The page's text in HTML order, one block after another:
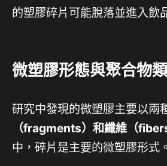
的塑膠碎片可能脫落並進入飲
微塑膠形態與聚合物
研究中發現的微塑膠主要以兩
（fragments）和纖維（fibers
中，碎片是主要的微塑膠形式。